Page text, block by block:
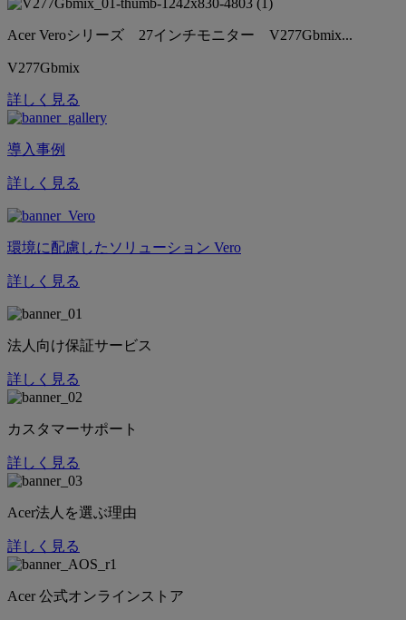
Acer Veroシリーズ 27インチモニター V277Gbmix...
V277Gbmix
詳しく見る
導入事例
詳しく見る
環境に配慮したソリューション Vero
詳しく見る
法人向け保証サービス
詳しく見る
カスタマーサポート
詳しく見る
Acer法人を選ぶ理由
詳しく見る
Acer 公式オンラインストア